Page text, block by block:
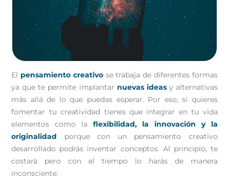
El pensamiento creativose trabaja de diferentes formas
ya que te permite implantar nuevas ideasy alternativas
más allá de lo que puedas esperar. Por eso, si quieres
fomentar tu creatividad tienes que integrar en tu vida
elementos como la flexibilidad, la innovación y la
originalidad porque con un pensamiento creativo
desarrollado podrás inventar conceptos. Al principio, te
costará pero con el tiempo lo harás de manera
inconsciente.